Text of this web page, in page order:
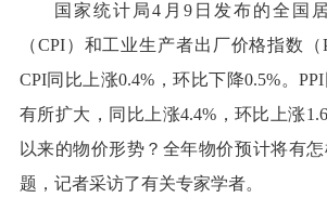
国家统计局4月9日发布的全国
（CPI）和工业生产者出厂价格指数
CPI同比上涨0.4%，环比下降0.5%。
有所扩大，同比上涨4.4%，环比上涨
以来的物价形势？全年物价预计将有
题，记者采访了有关专家学者。